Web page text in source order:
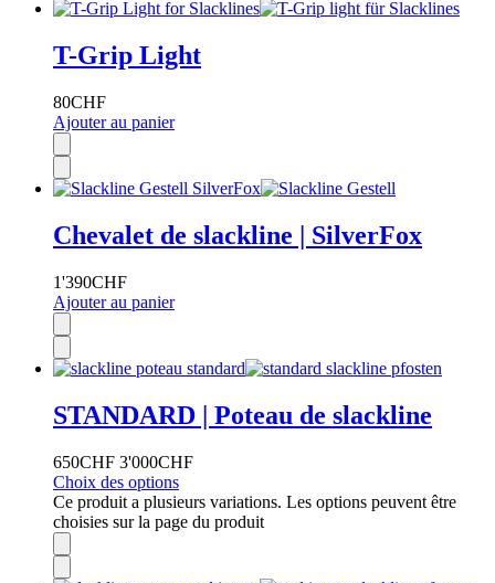
T-Grip Light
80CHF
Ajouter au panier
Chevalet de slackline | SilverFox
1'390CHF
Ajouter au panier
STANDARD | Poteau de slackline
650CHF 3'000CHF
Choix des options
Ce produit a plusieurs variations. Les options peuvent être
choisies sur la page du produit